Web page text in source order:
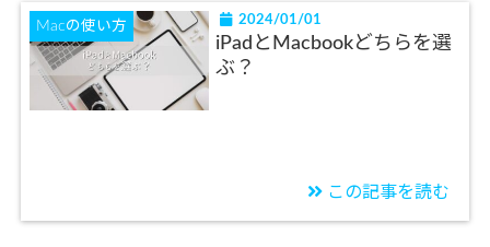
Macの使い方 2024/01/01
iPadとMacbookどちらを選
ぶ？
この記事を読む